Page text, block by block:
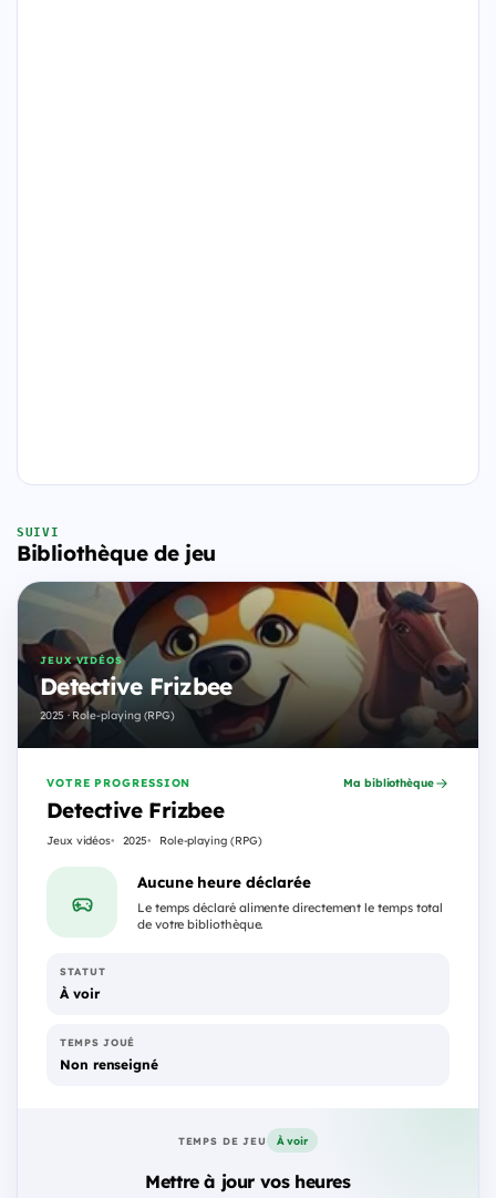
SUIVI
Bibliothèque de jeu
JEUX VIDÉOS
Detective Frizbee
2025 · Role-playing (RPG)
VOTRE PROGRESSION
Detective Frizbee
Jeux vidéos 2025 Role-playing (RPG)
Ma bibliothèque
Aucune heure déclarée
Le temps déclaré alimente directement le temps total
de votre bibliothèque.
STATUT
À voir
TEMPS JOUÉ
Non renseigné
TEMPS DE JEU À voir
Mettre à jour vos heures